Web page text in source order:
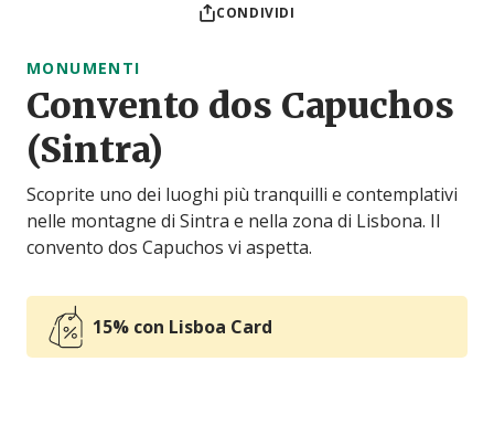
CONDIVIDI
MONUMENTI
Convento dos Capuchos
(Sintra)
Scoprite uno dei luoghi più tranquilli e contemplativi
nelle montagne di Sintra e nella zona di Lisbona. Il
convento dos Capuchos vi aspetta.
15% con Lisboa Card